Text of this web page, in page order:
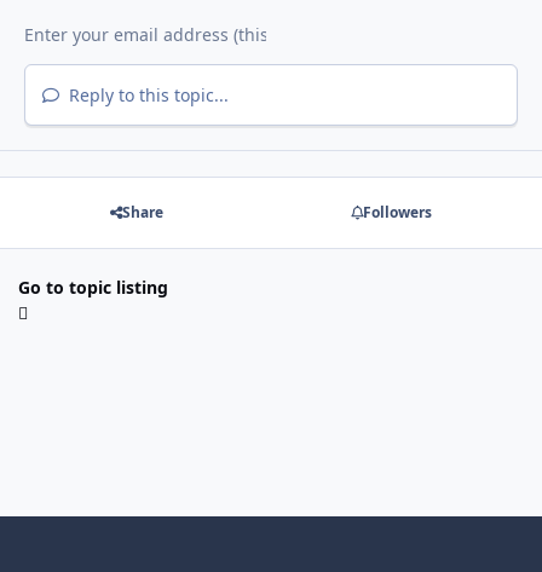
Reply to this topic...
Share Followers
Go to topic listing